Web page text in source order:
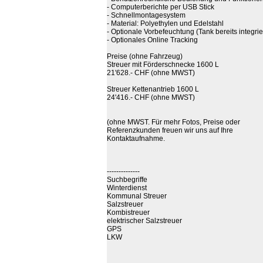
- Computerberichte per USB Stick
- Schnellmontagesystem
- Material: Polyethylen und Edelstahl
- Optionale Vorbefeuchtung (Tank bereits
- Optionales Online Tracking
Preise (ohne Fahrzeug)
Streuer mit Förderschnecke 1600 L
21'628.- CHF (ohne MWST)
Streuer Kettenantrieb 1600 L
24'416.- CHF (ohne MWST)
(ohne MWST. Für mehr Fotos, Preise oder
Referenzkunden freuen wir uns auf Ihre
Kontaktaufnahme.
--------------
Suchbegriffe
Winterdienst
Kommunal Streuer
Salzstreuer
Kombistreuer
elektrischer Salzstreuer
GPS
LKW